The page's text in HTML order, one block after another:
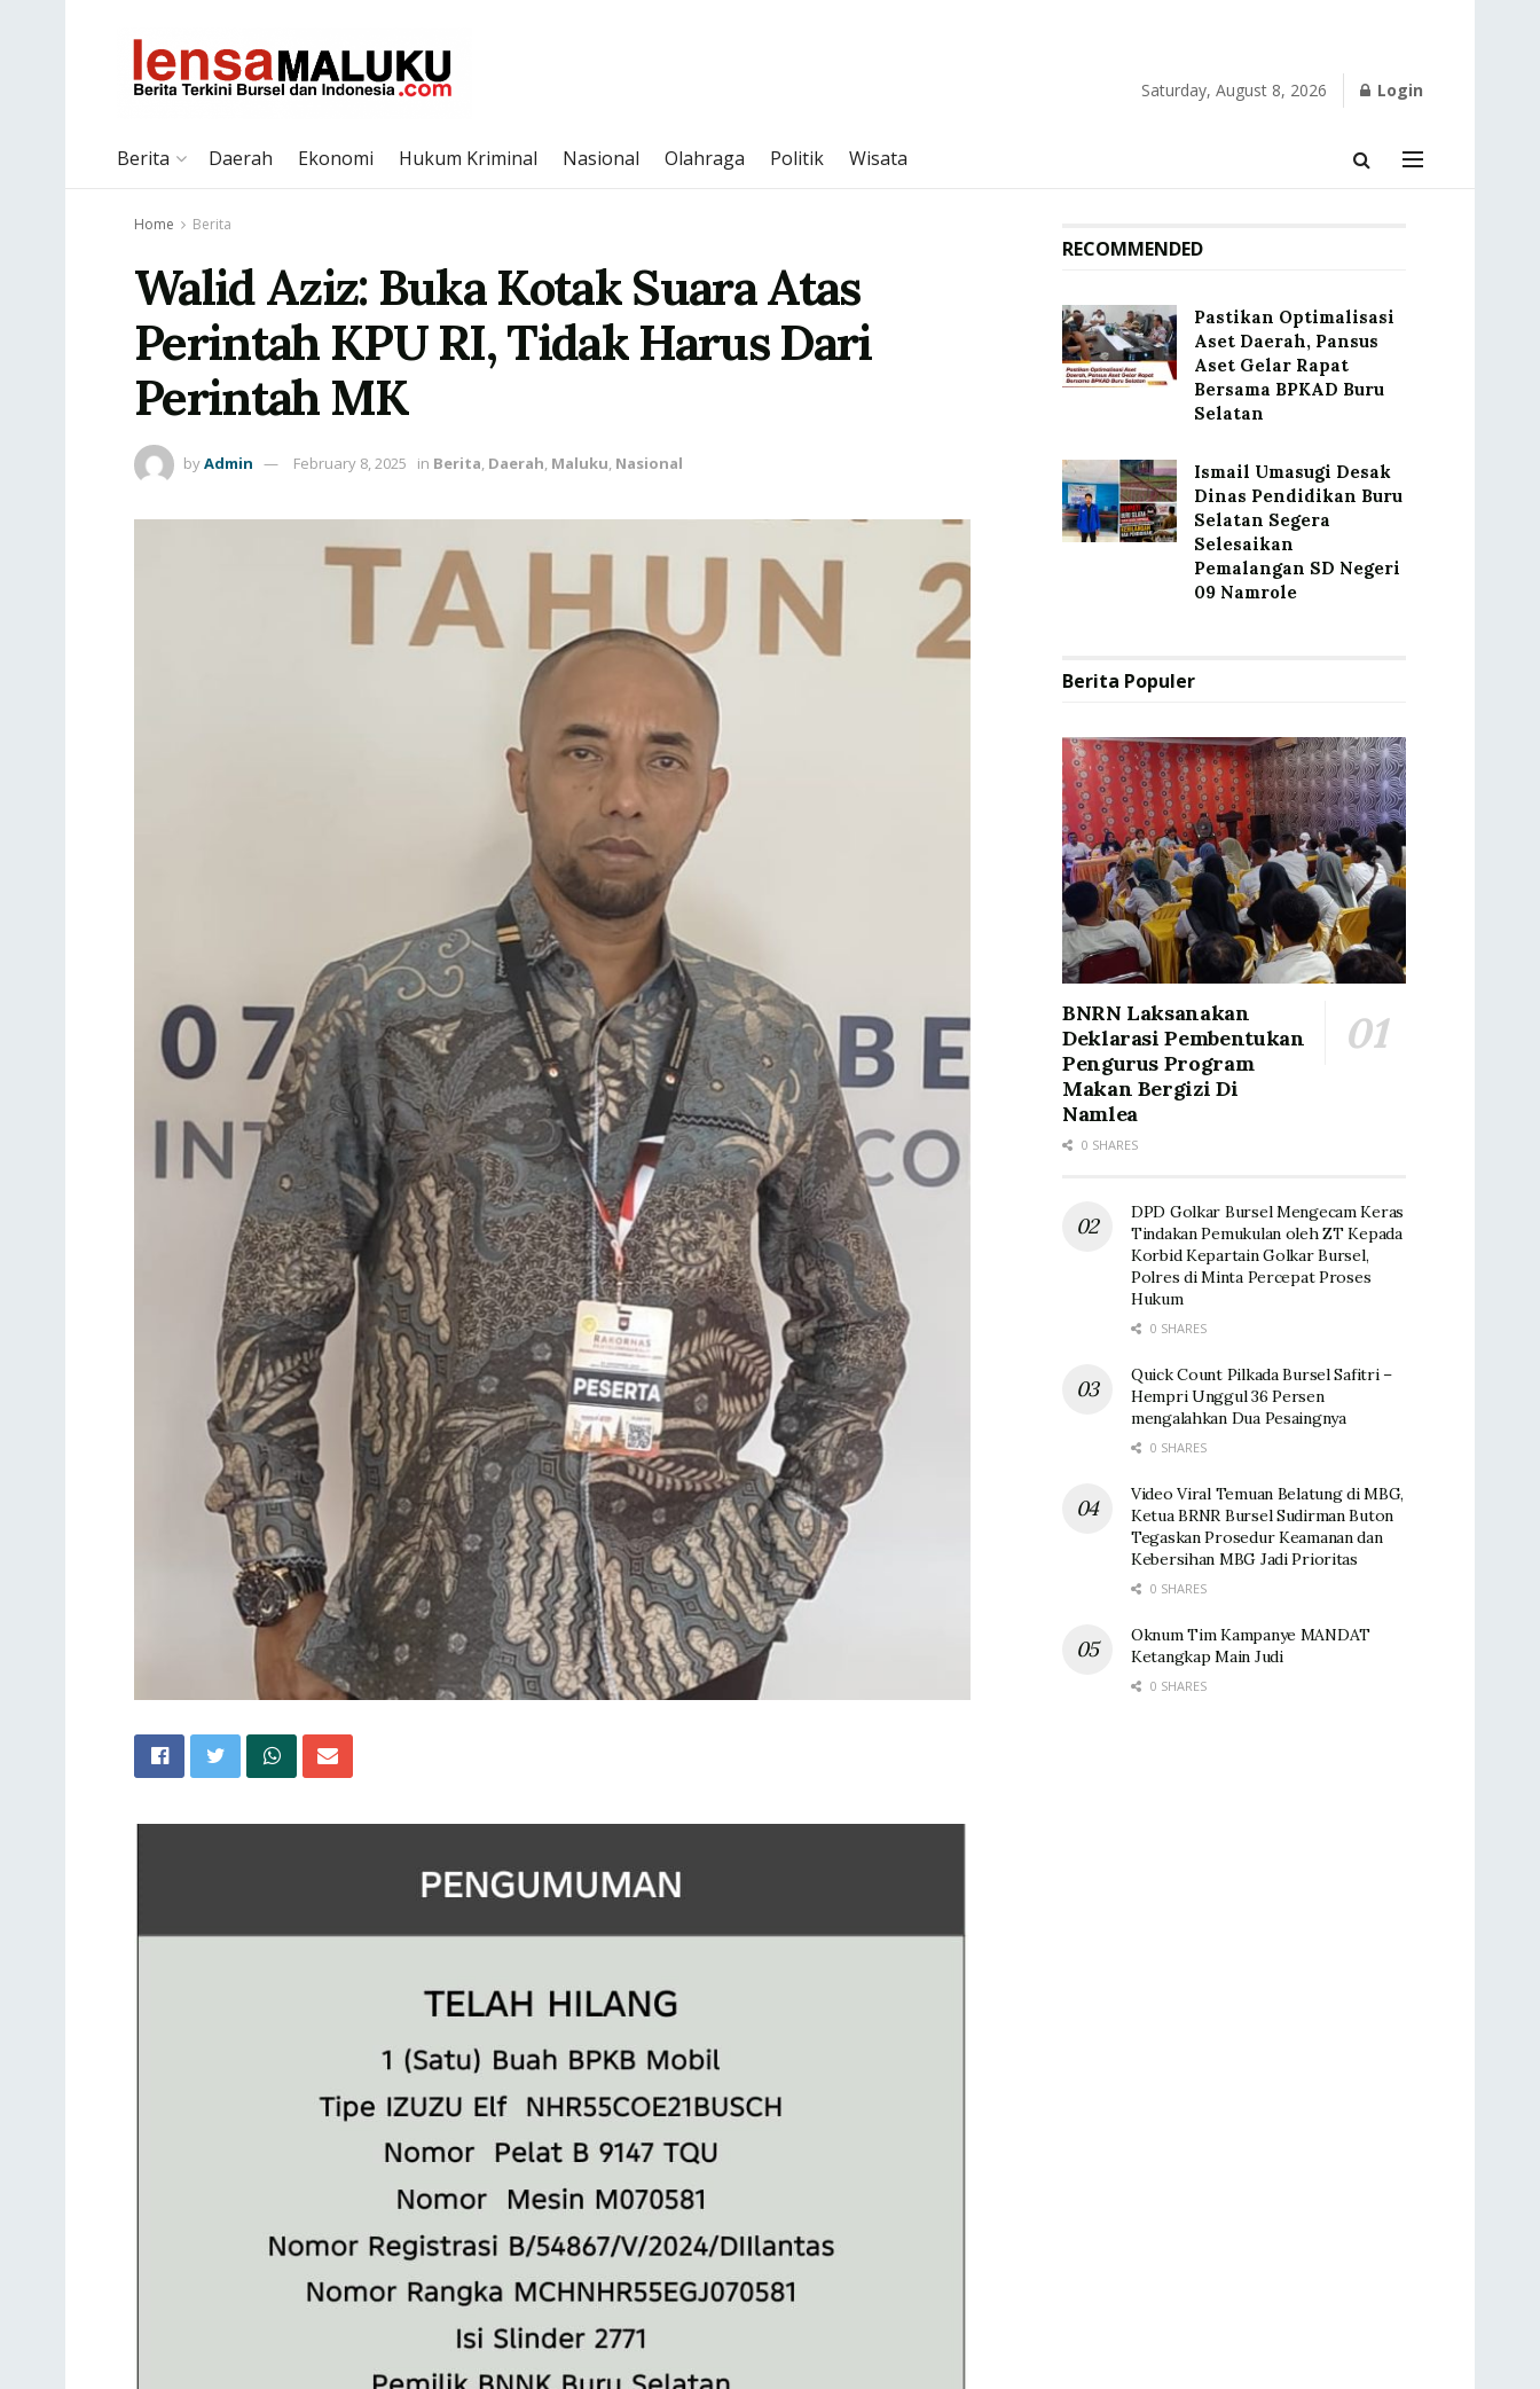
Saturday, August 8, 2026 Login
Berita Daerah Ekonomi Hukum Kriminal Nasional Olahraga Politik Wisata
Home Berita
Walid Aziz: Buka Kotak Suara Atas
Perintah KPU RI, Tidak Harus Dari
Perintah MK
byAdmin February 8, 2025 in Berita, Daerah, Maluku, Nasional
RECOMMENDED
Pastikan Optimalisasi
Aset Daerah, Pansus
Aset Gelar Rapat
Bersama BPKAD Buru
Selatan
Ismail Umasugi Desak
Dinas Pendidikan Buru
Selatan Segera
Selesaikan
Pemalangan SD Negeri
09 Namrole
Berita Populer
BNRN Laksanakan
Deklarasi Pembentukan
Pengurus Program
Makan Bergizi Di
Namlea
0 SHARES
DPD Golkar Bursel Mengecam Keras
Tindakan Pemukulan oleh ZT Kepada
Korbid Kepartain Golkar Bursel,
Polres di Minta Percepat Proses
Hukum
0 SHARES
Quick Count Pilkada Bursel Safitri –
Hempri Unggul 36 Persen
mengalahkan Dua Pesaingnya
0 SHARES
Video Viral Temuan Belatung di MBG,
Ketua BRNR Bursel Sudirman Buton
Tegaskan Prosedur Keamanan dan
Kebersihan MBG Jadi Prioritas
0 SHARES
Oknum Tim Kampanye MANDAT
Ketangkap Main Judi
0 SHARES